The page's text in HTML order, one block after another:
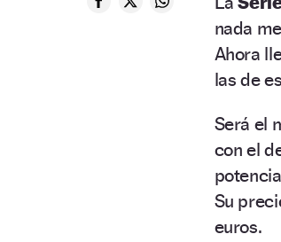
nada
Ahora
las de
Será el
con el
Su
euros.